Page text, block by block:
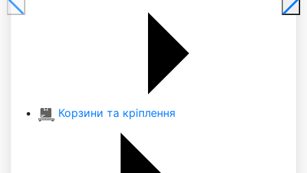
Корзини та кріплення